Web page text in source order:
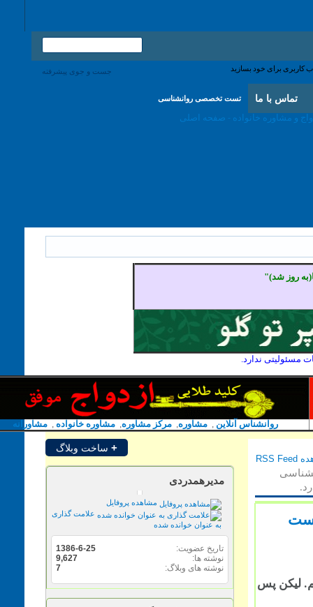
با ما تست تخصصی روانشناسی
جست و جوی پیشرفته
شد)"
ندارد.
روانشناس آنلاین ,مشاوره,مرکز مشاوره,مشاوره خانواده,مشاورانه
پس
ساخت وبلاگ
مدیرهمدردی
مشاهده پروفایل
علامت گذاری
به عنوان خوانده شده
تاریخ عضویت
1386-6-25
نوشته ها
9,627
نوشته های وبلاگ